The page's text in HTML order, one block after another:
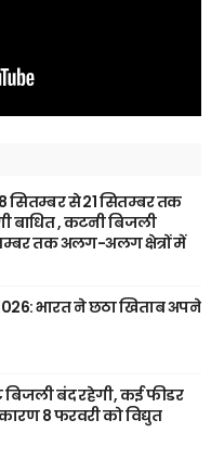
सितम्बर से 21 सितम्बर तक
बाधित , कटनी बिजली
तक अलग-अलग क्षेत्रों में
भारत ने छठा खिताब अपने
बिजली बंद रहेगी, कई फीडर
8 फरवरी को विद्युत